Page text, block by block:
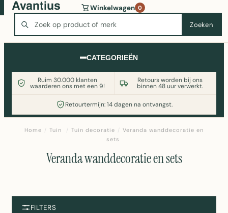
Zoeken
Winkelwagen 0
CATEGORIEËN
Ruim 30.000 klanten
waarderen ons met een 9!
Retours worden bij ons
binnen 48 uur verwerkt.
Retourtermijn: 14 dagen na ontvangst.
Wasmachine of koelkast nodig? Vergelijk alle prijzen op
Witgoedaanbod.nl
Home / Tuin / Tuin decoratie / Veranda wanddecoratie en
sets
Veranda wanddecoratie en sets
FILTERS